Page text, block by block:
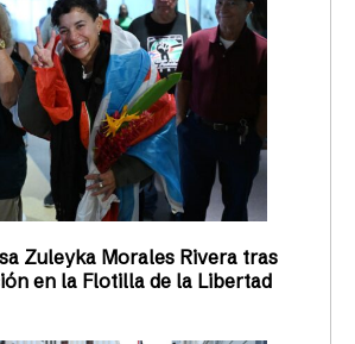
Zuleyka Morales Rivera tras
en la Flotilla de la Libertad